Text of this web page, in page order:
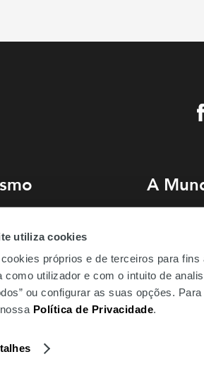
utiliza cookies
próprios e de terceiros para
como utilizador e com o intuito de
ou configurar as suas opções.
Política de Privacidade.
sua visita
A
Emprego